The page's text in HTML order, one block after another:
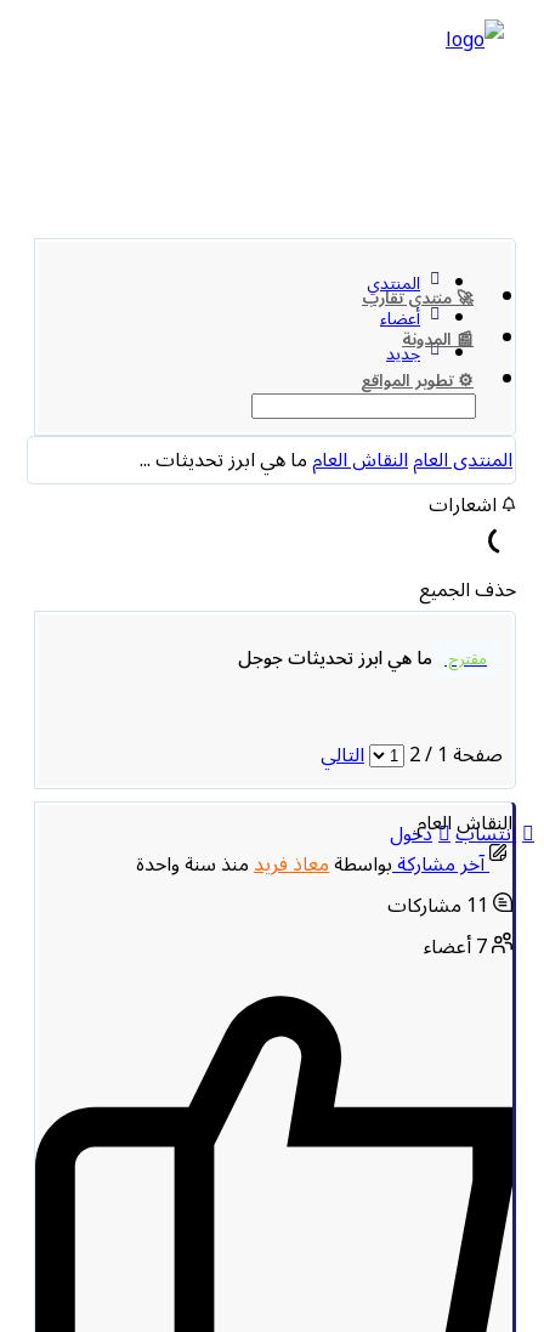
🚀 منتدى تقارب
📰 المدونة
⚙️ تطوير المواقع
انتساب دخول
المنتدي
أعضاء
جديد
المنتدى العامالنقاش العامما هي ابرز تحديثات ...
اشعارات
حذف الجميع
مقترح ما هي ابرز تحديثات جوجل
صفحة 1 / 2
التالي
النقاش العام
آخر مشاركةبواسطةمعاذ فريدمنذ سنة واحدة
11
مشاركات
7 أعضاء